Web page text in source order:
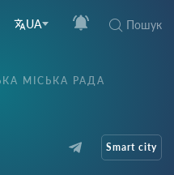
UA Пошук
МІСЬКА РАДА
Smart city